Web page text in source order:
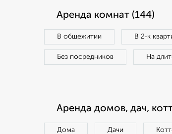
Аренда комнат (144)
В общежитии В 2‑к
Без посредников На
Аренда домов, дач,
Дома Дачи